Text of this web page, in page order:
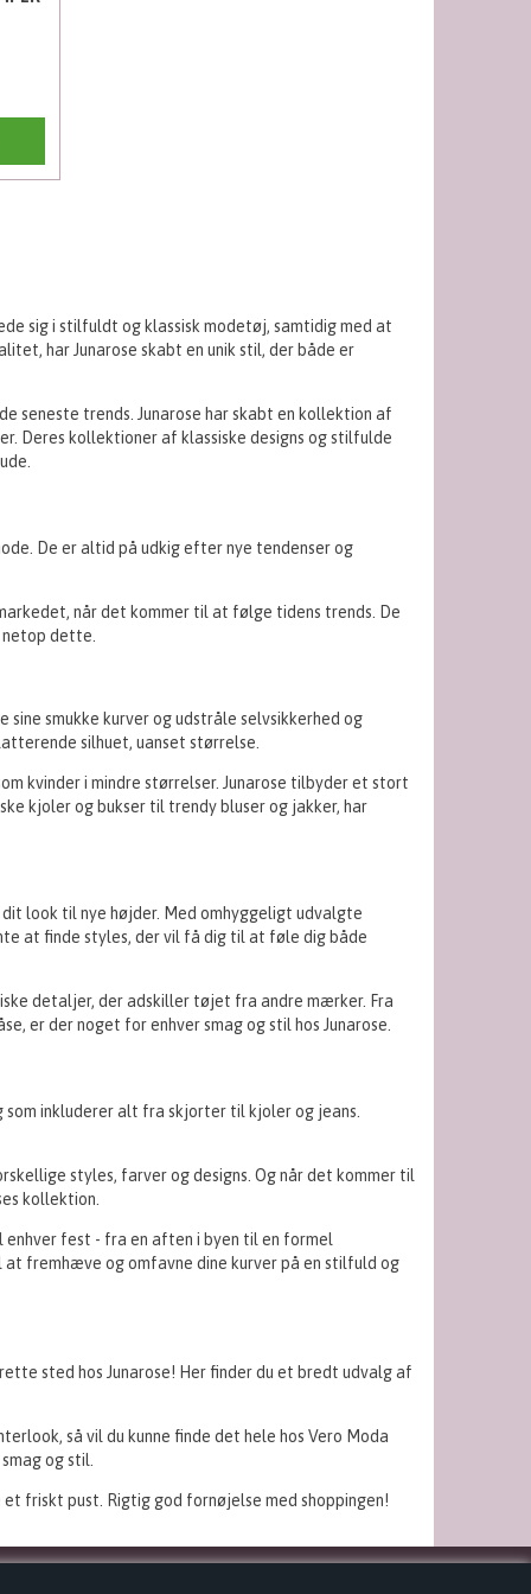
sig i stilfuldt og klassisk modetøj, samtidig med at
har Junarose skabt en unik stil, der både er
seneste trends. Junarose har skabt en kollektion af
Deres kollektioner af klassiske designs og stilfulde
De er altid på udkig efter nye tendenser og
når det kommer til at følge tidens trends. De
dette.
smukke kurver og udstråle selvsikkerhed og
silhuet, uanset størrelse.
kvinder i mindre størrelser. Junarose tilbyder et stort
kjoler og bukser til trendy bluser og jakker, har
look til nye højder. Med omhyggeligt udvalgte
at finde styles, der vil få dig til at føle dig både
detaljer, der adskiller tøjet fra andre mærker. Fra
er der noget for enhver smag og stil hos Junarose.
inkluderer alt fra skjorter til kjoler og jeans.
styles, farver og designs. Og når det kommer til
kollektion.
fest - fra en aften i byen til en formel
fremhæve og omfavne dine kurver på en stilfuld og
sted hos Junarose! Her finder du et bredt udvalg af
så vil du kunne finde det hele hos Vero Moda
og stil.
friskt pust. Rigtig god fornøjelse med shoppingen!